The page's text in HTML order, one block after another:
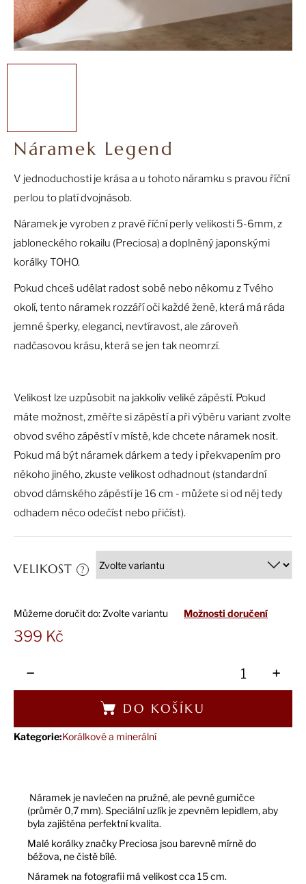
Náramek Legend
V jednoduchosti je krása a u tohoto náramku s pravou říční
perlou to platí dvojnásob.
Náramek je vyroben z pravé říční perly velikosti 5-6mm, z
jabloneckého rokailu (Preciosa) a doplněný japonskými
korálky TOHO.
Pokud chceš udělat radost sobě nebo někomu z Tvého
okolí, tento náramek rozzáří oči každé ženě, která má ráda
jemné šperky, eleganci, nevtíravost, ale zároveň
nadčasovou krásu, která se jen tak neomrzí.
Velikost lze uzpůsobit na jakkoliv veliké zápěstí. Pokud
máte možnost, změřte si zápěstí a při výběru variant zvolte
obvod svého zápěstí v místě, kde chcete náramek nosit.
Pokud má být náramek dárkem a tedy i překvapením pro
někoho jiného, zkuste velikost odhadnout (standardní
obvod dámského zápěstí je 16 cm - můžete si od něj tedy
odhadem něco odečíst nebo přičíst).
VELIKOST ?
Můžeme doručit do: Zvolte variantu Možnosti doručení
399 Kč
+
−
DO KOŠÍKU
Kategorie:Korálkové a minerální
Náramek je navlečen na pružné, ale pevné gumičce
(průměr 0,7 mm). Speciální uzlík je zpevněm lepidlem, aby
byla zajištěna perfektní kvalita.
Malé korálky značky Preciosa jsou barevně mírně do
béžova, ne čistě bílé.
Náramek na fotografii má velikost cca 15 cm.
a
t
HLEDAT
D
p
o
u
č
u
e